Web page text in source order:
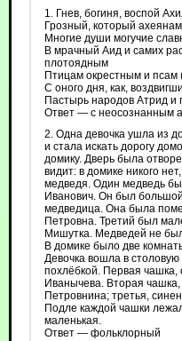
1. Гнев, богиня, воспой
Грозный, который
Многие души могучие
В мрачный Аид и самих
плотоядным
Птицам окрестным и псам
С оного дня, как,
Пастырь народов Атрид и
Ответ — с неосознанным
2. Одна девочка ушла из
и стала искать дорогу
домику. Дверь была
видит: в домике никого
медведя. Один медведь
Иванович. Он был
медведица. Она была
Петровна. Третий был
Мишутка. Медведей не
В домике было две
Девочка вошла в
похлёбкой. Первая
Иванычева. Вторая
Петровнина; третья,
Подле каждой чашки
маленькая.
Ответ — фольклорный